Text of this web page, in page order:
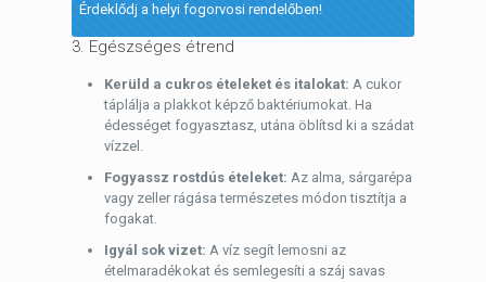
Érdeklődj a helyi fogorvosi rendelőben!
3. Egészséges étrend
Kerüld a cukros ételeket és italokat: A cukor
táplálja a plakkot képző baktériumokat. Ha
édességet fogyasztasz, utána öblítsd ki a szádat
vízzel.
Fogyassz rostdús ételeket: Az alma, sárgarépa
vagy zeller rágása természetes módon tisztítja a
fogakat.
Igyál sok vizet: A víz segít lemosni az
ételmaradékokat és semlegesíti a száj savas